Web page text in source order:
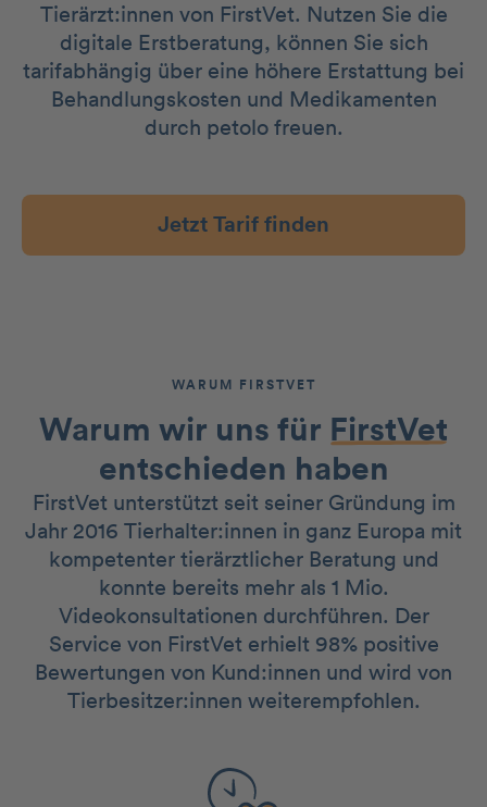
Tierärzt:innen von FirstVet. Nutzen Sie die
digitale Erstberatung, können Sie sich
tarifabhängig über eine höhere Erstattung bei
Behandlungskosten und Medikamenten
durch petolo freuen.
Jetzt Tarif finden
WARUM FIRSTVET
Warum wir uns für FirstVet
entschieden haben
FirstVet unterstützt seit seiner Gründung im
Jahr 2016 Tierhalter:innen in ganz Europa mit
kompetenter tierärztlicher Beratung und
konnte bereits mehr als 1 Mio.
Videokonsultationen durchführen. Der
Service von FirstVet erhielt 98% positive
Bewertungen von Kund:innen und wird von
Tierbesitzer:innen weiterempfohlen.